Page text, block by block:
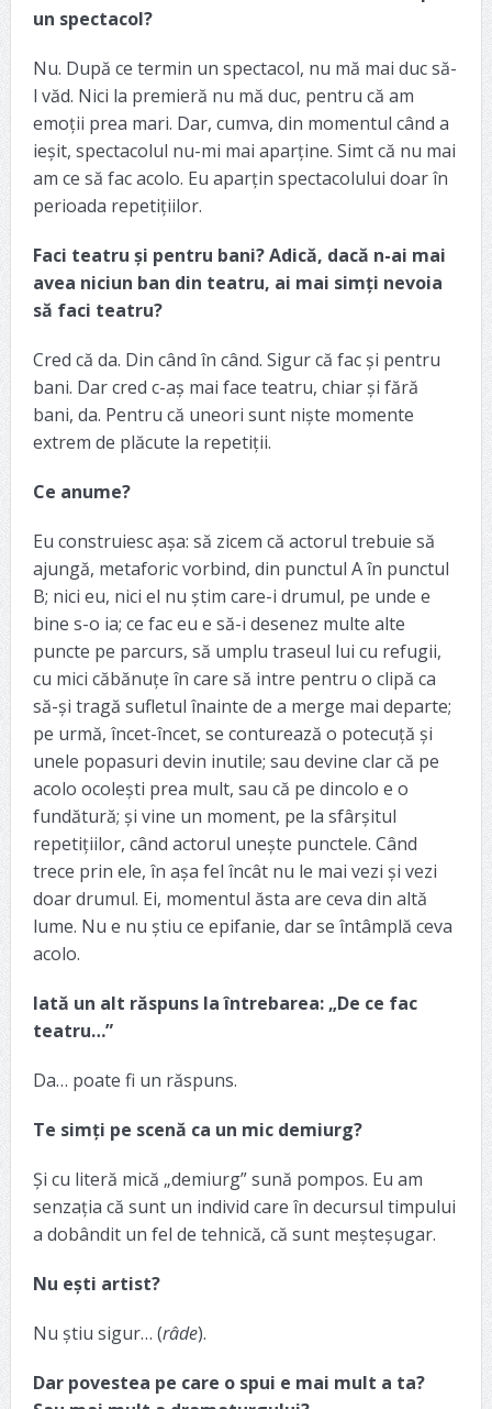
un spectacol?
Nu. După ce termin un spectacol, nu mă mai duc să-
l văd. Nici la premieră nu mă duc, pentru că am
emoții prea mari. Dar, cumva, din momentul când a
ieșit, spectacolul nu-mi mai aparține. Simt că nu mai
am ce să fac acolo. Eu aparțin spectacolului doar în
perioada repetițiilor.
Faci teatru și pentru bani? Adică, dacă n-ai mai
avea niciun ban din teatru, ai mai simți nevoia
să faci teatru?
Cred că da. Din când în când. Sigur că fac și pentru
bani. Dar cred c-aș mai face teatru, chiar și fără
bani, da. Pentru că uneori sunt niște momente
extrem de plăcute la repetiții.
Ce anume?
Eu construiesc așa: să zicem că actorul trebuie să
ajungă, metaforic vorbind, din punctul A în punctul
B; nici eu, nici el nu știm care-i drumul, pe unde e
bine s-o ia; ce fac eu e să-i desenez multe alte
puncte pe parcurs, să umplu traseul lui cu refugii,
cu mici căbănuțe în care să intre pentru o clipă ca
să-și tragă sufletul înainte de a merge mai departe;
pe urmă, încet-încet, se conturează o potecuță și
unele popasuri devin inutile; sau devine clar că pe
acolo ocolești prea mult, sau că pe dincolo e o
fundătură; și vine un moment, pe la sfârșitul
repetițiilor, când actorul unește punctele. Când
trece prin ele, în așa fel încât nu le mai vezi și vezi
doar drumul. Ei, momentul ăsta are ceva din altă
lume. Nu e nu știu ce epifanie, dar se întâmplă ceva
acolo.
Iată un alt răspuns la întrebarea: „De ce fac
teatru…”
Da… poate fi un răspuns.
Te simți pe scenă ca un mic demiurg?
Și cu literă mică „demiurg” sună pompos. Eu am
senzația că sunt un individ care în decursul timpului
a dobândit un fel de tehnică, că sunt meșteșugar.
Nu ești artist?
Nu știu sigur… (râde).
Dar povestea pe care o spui e mai mult a ta?